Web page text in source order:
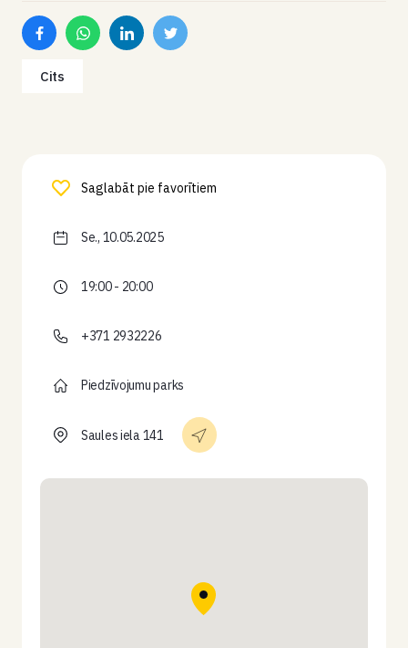
Cits
Saglabāt pie favorītiem
Se., 10.05.2025
19:00 - 20:00
+371 2932226
Piedzīvojumu parks
Saules iela 141